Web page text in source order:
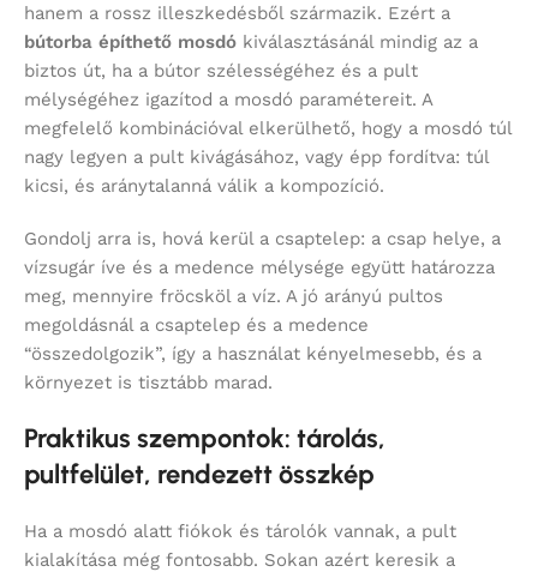
hanem a rossz illeszkedésből származik. Ezért a
bútorba építhető mosdó kiválasztásánál mindig az a
biztos út, ha a bútor szélességéhez és a pult
mélységéhez igazítod a mosdó paramétereit. A
megfelelő kombinációval elkerülhető, hogy a mosdó túl
nagy legyen a pult kivágásához, vagy épp fordítva: túl
kicsi, és aránytalanná válik a kompozíció.
Gondolj arra is, hová kerül a csaptelep: a csap helye, a
vízsugár íve és a medence mélysége együtt határozza
meg, mennyire fröcsköl a víz. A jó arányú pultos
megoldásnál a csaptelep és a medence
“összedolgozik”, így a használat kényelmesebb, és a
környezet is tisztább marad.
Praktikus szempontok: tárolás,
pultfelület, rendezett összkép
Ha a mosdó alatt fiókok és tárolók vannak, a pult
kialakítása még fontosabb. Sokan azért keresik a